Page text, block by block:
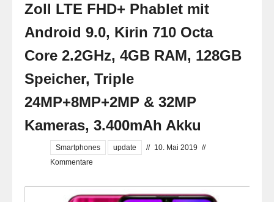
Zoll LTE FHD+ Phablet mit
Android 9.0, Kirin 710 Octa
Core 2.2GHz, 4GB RAM, 128GB
Speicher, Triple
24MP+8MP+2MP & 32MP
Kameras, 3.400mAh Akku
Smartphones update // 10. Mai 2019 //
Kommentare